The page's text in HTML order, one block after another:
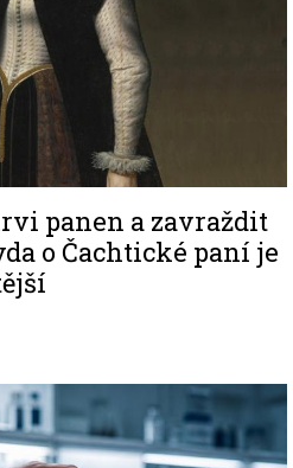
panen a zavraždit
o Čachtické paní je